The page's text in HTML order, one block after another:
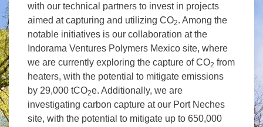
with our technical partners to invest in projects
aimed at capturing and utilizing CO2. Among the
notable initiatives is our collaboration at the
Indorama Ventures Polymers Mexico site, where
we are currently exploring the capture of CO2 from
heaters, with the potential to mitigate emissions
by 29,000 tCO2e. Additionally, we are
investigating carbon capture at our Port Neches
site, with the potential to mitigate up to 650,000